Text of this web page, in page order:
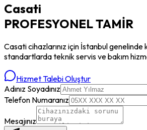
Casati
PROFESYONELTAMİR
Casaticihazlarınız için İstanbul genelinde
standartlarda teknik servis ve bakım
Hizmet Talebi Oluştur
Adınız Soyadınız
Telefon Numaranız
Mesajınız